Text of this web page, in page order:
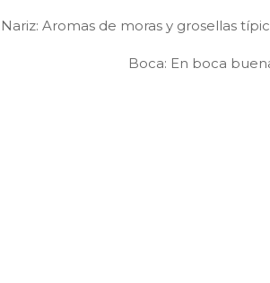
Nariz: Aromas de moras y grosellas
Boca: En boca